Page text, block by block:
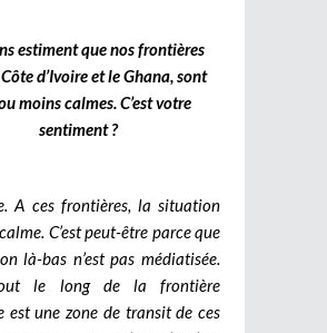
estiment que nos frontières
d’Ivoire et le Ghana, sont
moins calmes. C’est votre
sentiment ?
A ces frontières, la situation
C’est peut-être parce que
là-bas n’est pas médiatisée.
le long de la frontière
est une zone de transit de ces